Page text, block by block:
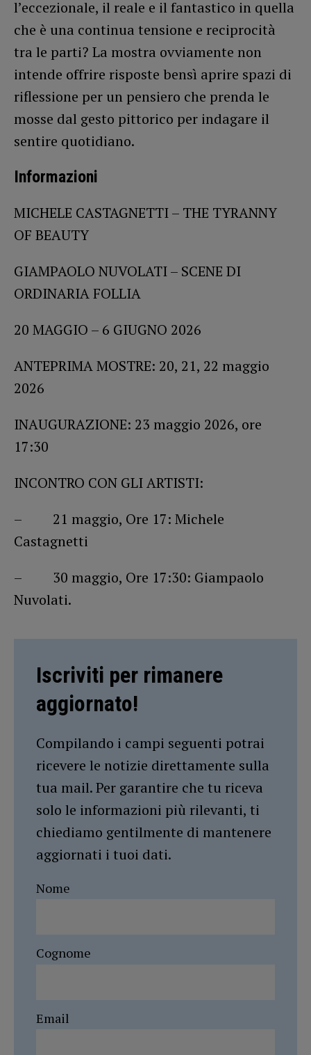
l’eccezionale, il reale e il fantastico in quella
che è una continua tensione e reciprocità
tra le parti? La mostra ovviamente non
intende offrire risposte bensì aprire spazi di
riflessione per un pensiero che prenda le
mosse dal gesto pittorico per indagare il
sentire quotidiano.
Informazioni
MICHELE CASTAGNETTI – THE TYRANNY
OF BEAUTY
GIAMPAOLO NUVOLATI – SCENE DI
ORDINARIA FOLLIA
20 MAGGIO – 6 GIUGNO 2026
ANTEPRIMA MOSTRE: 20, 21, 22 maggio
2026
INAUGURAZIONE: 23 maggio 2026, ore
17:30
INCONTRO CON GLI ARTISTI:
– 21 maggio, Ore 17: Michele
Castagnetti
– 30 maggio, Ore 17:30: Giampaolo
Nuvolati.
Iscriviti per rimanere
aggiornato!
Compilando i campi seguenti potrai
ricevere le notizie direttamente sulla
tua mail. Per garantire che tu riceva
solo le informazioni più rilevanti, ti
chiediamo gentilmente di mantenere
aggiornati i tuoi dati.
Nome
Cognome
Email